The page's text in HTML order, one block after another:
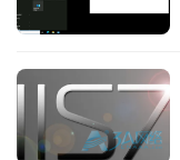
内
容
-
会
员
订